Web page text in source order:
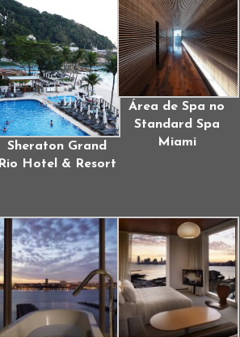
Sheraton Grand
Rio Hotel & Resort
Área de Spa no
Standard Spa
Miami